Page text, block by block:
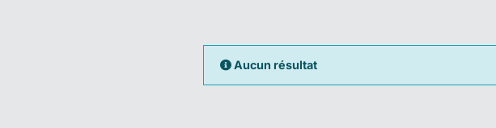
Aucun résultat